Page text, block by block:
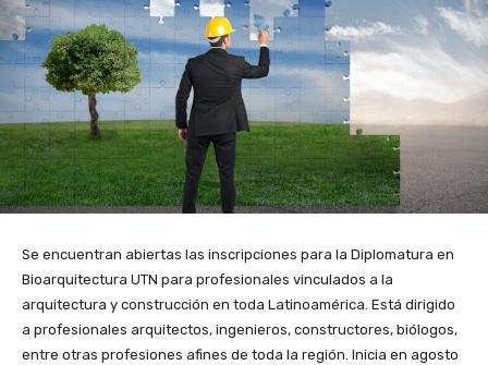
Se encuentran abiertas las inscripciones para la Diplomatura en
Bioarquitectura UTN para profesionales vinculados a la
arquitectura y construcción en toda Latinoamérica. Está dirigido
a profesionales arquitectos, ingenieros, constructores, biólogos,
entre otras profesiones afines de toda la región. Inicia en agosto